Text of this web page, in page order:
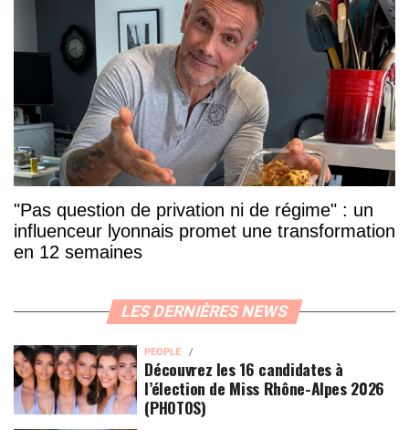
"Pas question de privation ni de régime" : un
influenceur lyonnais promet une transformation
en 12 semaines
LES DERNIÈRES NEWS
PEOPLE
Découvrez les 16 candidates à
l’élection de Miss Rhône-Alpes 2026
(PHOTOS)